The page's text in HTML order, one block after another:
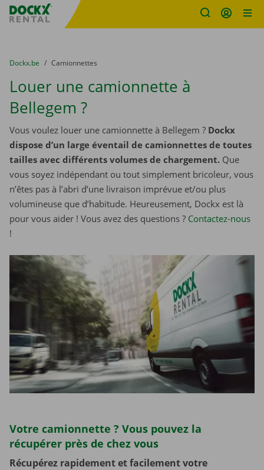
sitename
You are here:
du
Dockx.be to
Camionnettes
Louer une camionnette à
Bellegem ?
Vous voulez louer une camionnette à Bellegem ? Dockx
dispose d’un large éventail de camionnettes de toutes
tailles avec différents volumes de chargement. Que
vous soyez indépendant ou tout simplement bricoleur, vous
n’êtes pas à l’abri d’une livraison imprévue et/ou plus
volumineuse que d’habitude. Heureusement, Dockx est là
pour vous aider ! Vous avez des questions ? Contactez-nous
!
Votre camionnette ? Vous pouvez la
récupérer près de chez vous
Récupérez rapidement et facilement votre